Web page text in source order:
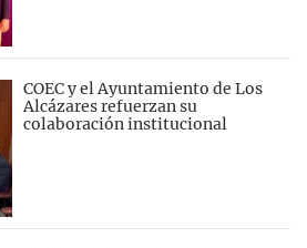
COEC y el Ayuntamiento de Los
Alcázares refuerzan su
colaboración institucional